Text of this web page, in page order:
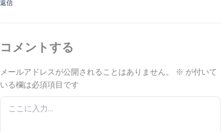
返信
コメントする
メールアドレスが公開されることはありません。 ※ が付いて
いる欄は必須項目です
こ